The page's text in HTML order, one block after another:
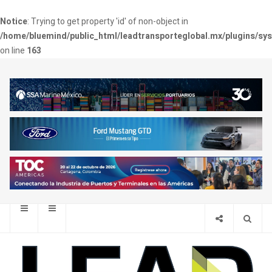
Notice: Trying to get property 'id' of non-object in
/home/bluemind/public_html/leadtransporteglobal.mx/plugins/
on line 163